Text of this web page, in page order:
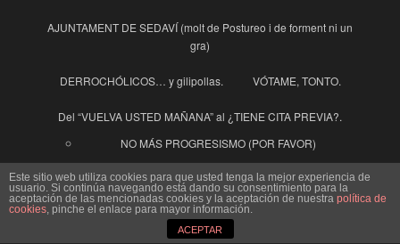
AJUNTAMENT DE SEDAVÍ (molt de Postureo i de forment ni un
gra)
DERROCHÓLICOS… y gilipollas. VÓTAME, TONTO.
Del “VUELVA USTED MAÑANA” al ¿TIENE CITA PREVIA?.
NO MÁS PROGRESISMO (POR FAVOR)
Sedaví,Edificio Multiabusos MÁS CARO, no importa, pagan los
vecinos.
¿DÓNDE ESTA MEJOR TÚ DINERO? ¿ EN TU BOLSILLO O EN
EL DE LOS POLITICOS?
Este sitio web utiliza cookies para que usted tenga la mejor experiencia de
usuario. Si continúa navegando está dando su consentimiento para la
aceptación de las mencionadas cookies y la aceptación de nuestra política de
cookies, pinche el enlace para mayor información.
ACEPTAR